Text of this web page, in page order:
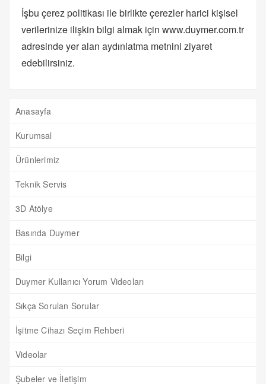
İşbu çerez politikası ile birlikte çerezler harici kişisel
verilerinize ilişkin bilgi almak için www.duymer.com.tr
adresinde yer alan aydınlatma metnini ziyaret
edebilirsiniz.
Anasayfa
Kurumsal
Ürünlerimiz
Teknik Servis
3D Atölye
Basında Duymer
Bilgi
Duymer Kullanıcı Yorum Videoları
Sıkça Sorulan Sorular
İşitme Cihazı Seçim Rehberi
Videolar
Şubeler ve İletişim